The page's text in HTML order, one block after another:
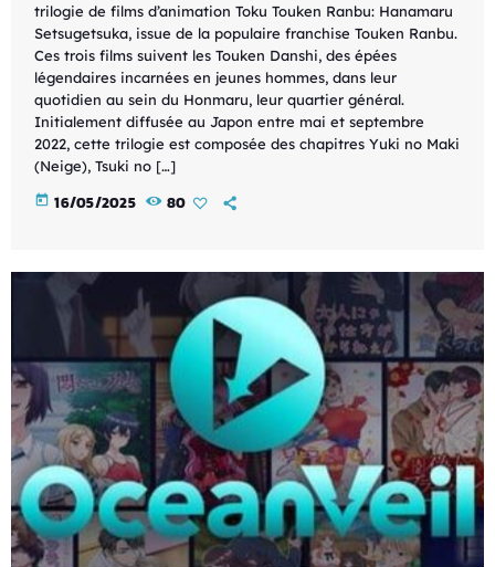
trilogie de films d’animation Toku Touken Ranbu: Hanamaru
Setsugetsuka, issue de la populaire franchise Touken Ranbu.
Ces trois films suivent les Touken Danshi, des épées
légendaires incarnées en jeunes hommes, dans leur
quotidien au sein du Honmaru, leur quartier général.
Initialement diffusée au Japon entre mai et septembre
2022, cette trilogie est composée des chapitres Yuki no Maki
(Neige), Tsuki no […]
today 16/05/2025 80